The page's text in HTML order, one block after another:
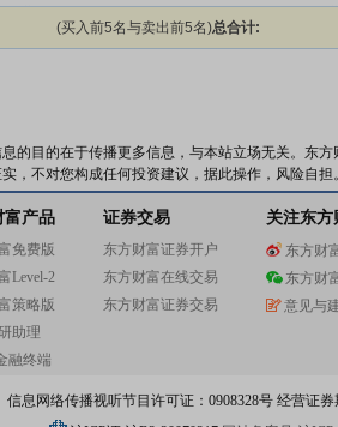
(买入前5名与卖出前5名)总合计:
的目的在于传播更多信息，与本站立场无关。东
，不对您构成任何投资建议，据此操作，风险自担